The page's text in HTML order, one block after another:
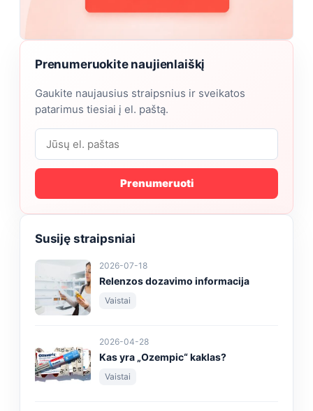
Prenumeruokite naujienlaiškį
Gaukite naujausius straipsnius ir sveikatos
patarimus tiesiai į el. paštą.
Prenumeruoti
Susiję straipsniai
2026-07-18
Relenzos dozavimo informacija
Vaistai
2026-04-28
Kas yra „Ozempic“ kaklas?
Vaistai